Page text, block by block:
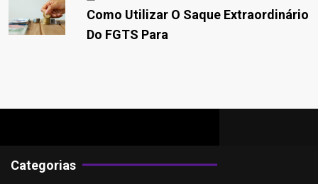
Como Utilizar O Saque Extraordinário
Do FGTS Para
Categorias